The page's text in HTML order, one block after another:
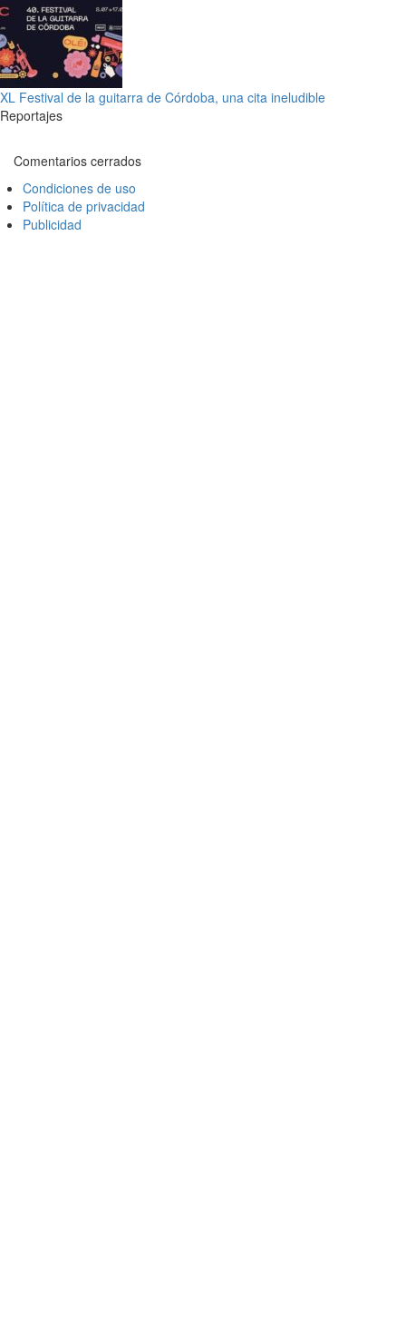
XL Festival de la guitarra de Córdoba, una cita ineludible
Reportajes
Comentarios cerrados
Condiciones de uso
Política de privacidad
Publicidad